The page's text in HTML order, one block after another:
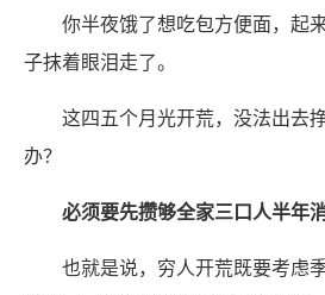
你半夜饿了想吃包方便面，起
子抹着眼泪走了。
这四五个月光开荒，没法出去
办？
必须要先攒够全家三口人半年
也就是说，穷人开荒既要考虑